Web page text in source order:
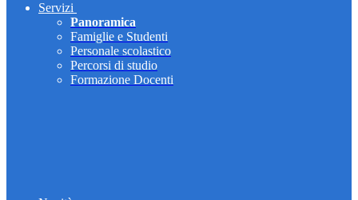
Servizi
Panoramica
Famiglie e Studenti
Personale scolastico
Percorsi di studio
Formazione Docenti